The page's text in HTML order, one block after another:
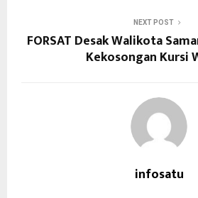
NEXT POST
FORSAT Desak Walikota
Kekosongan Kursi
infosatu